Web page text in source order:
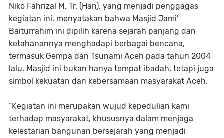
Niko Fahrizal M, Tr. (Han), yang menjadi penggagas
kegiatan ini, menyatakan bahwa Masjid Jami'
Baiturrahim ini dipilih karena sejarah panjang dan
ketahanannya menghadapi berbagai bencana,
termasuk Gempa dan Tsunami Aceh pada tahun 2004
lalu. Masjid ini bukan hanya tempat ibadah, tetapi juga
simbol kekuatan dan kebersamaan masyarakat Aceh.
“Kegiatan ini merupakan wujud kepedulian kami
terhadap masyarakat, khususnya dalam menjaga
kelestarian bangunan bersejarah yang menjadi